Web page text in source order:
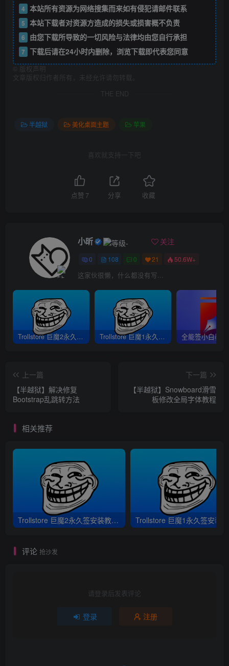
4 本站所有资源为网络搜集而来如有侵犯请邮件联系
5 本站下载者对资源方造成的损失或损害概不负责
6 由您下载所导致的一切风险与法律均由您自行承担
7 下载后请在24小时内删除，浏览下载即代表您同意
版权声明
文章版权归作者所有，未经允许请勿转载。
THE END
半越狱 美化桌面主题 苹果
喜欢就支持一下吧
点赞 7 分享 收藏
小昕 关注
0 108 0 21 50.6W+
这家伙很懒，什么都没有写...
Trollstore 巨魔2永久签安装教程｜支持A8-A17 M1M2 iOS15.5-16.6.1 Trollstore 巨魔1永久签安装教程｜A8-A15 iOS14.0-15.4.1
上一篇
【半越狱】解决修复
Bootstrap乱跳转方法
下一篇
【半越狱】Snowboard滑雪
板修改全局字体教程
相关推荐
Trollstore 巨魔2永久签安装教程｜支持A8-A17 M1M2 iOS15.5-16.6.1
评论 抢沙发
请登录后发表评论
登录 注册